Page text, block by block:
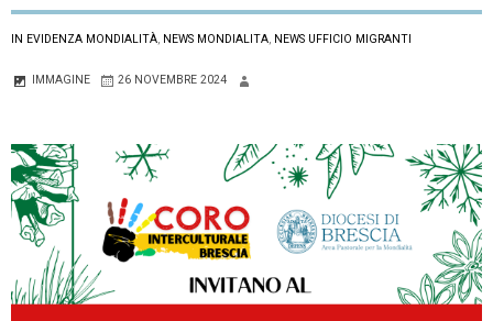
IN EVIDENZA MONDIALITÀ, NEWS MONDIALITA, NEWS UFFICIO MIGRANTI
IMMAGINE 26 NOVEMBRE 2024